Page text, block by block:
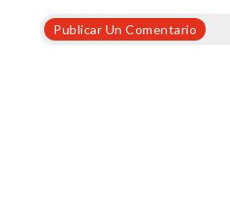
Publicar Un Comentario